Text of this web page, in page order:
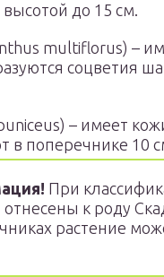
до 15 см.
multiflorus) –
соцветия
– имеет
в поперечнике 10
При
к роду
растение